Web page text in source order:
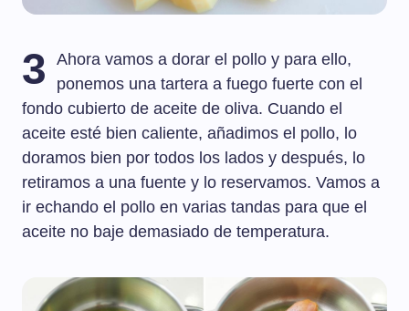
3
Ahora vamos a dorar el pollo y para ello,
ponemos una tartera a fuego fuerte con el
fondo cubierto de aceite de oliva. Cuando el
aceite esté bien caliente, añadimos el pollo, lo
doramos bien por todos los lados y después, lo
retiramos a una fuente y lo reservamos. Vamos a
ir echando el pollo en varias tandas para que el
aceite no baje demasiado de temperatura.